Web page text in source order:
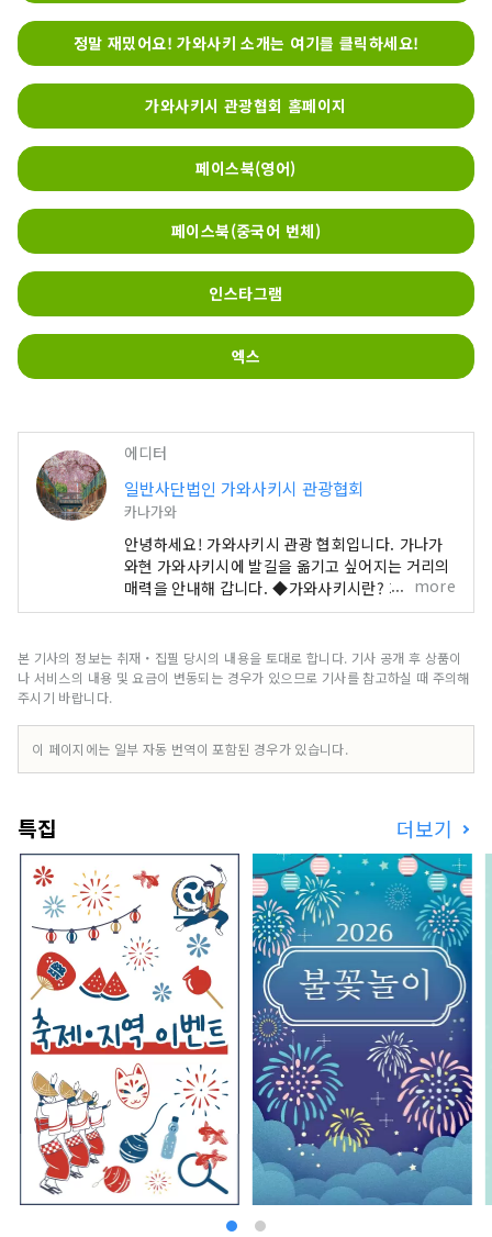
정말 재밌어요! 가와사키 소개는 여기를 클릭하세요!
가와사키시 관광협회 홈페이지
페이스북(영어)
페이스북(중국어 번체)
인스타그램
엑스
에디터
일반사단법인 가와사키시 관광협회
카나가와
안녕하세요! 가와사키시 관광 협회입니다. 가나가
와현 가와사키시에 발길을 옮기고 싶어지는 거리의
매력을 안내해 갑니다. ◆가와사키시란? 가와사키
시는, 도쿄의 옆의 가나가와현에 있으면서, 하네다
분, 요코하마, 가마쿠라, 하코네에도 가깝고, 154만
명의 사람이 사는 베트타운으로서 인기가 있는 도시
이는 쇼핑 센터나 로컬이 모이는 번화가가 있어, 일
본의 그대로의 도시 생활에 접할 수 있습니다. 일본
의해 정비된 도쿄에서 교토까지의 대동맥인 “도카
이도”의 여인숙 마을 “도카이도 53차”의 하나로서
번창해, 하츠키에는 일본 최대급의 참가자가 오는
가와사키 다이시야, 인기 애니메이션 「도라에몽」
의 뮤지엄도 인기입니다. 인기 관광 명소 이벤트를
몇 가지 소개합니다. ◇가와사키시의 공장 야경 일
본의 고도성장기를 지지한 공업지대. 24시간 가동
하는 공장군은, 밤을 맞이하면 플랜트에 작업용의
불빛이 점등되어, 보석을 박은 것 같은 환상적인 세
계로 변모합니다. 이 「공장 야경」은 버스 투어, 야
가타선 크루즈 투어에서 체험할 수 있습니다. ◇ 이
쿠타 녹지 도쿄에서 수많은 도시에 있으면서 메타
세쿼이아의 가로수를 비롯한 압권의 자연이 있습니
다. 문화재 지정을 받은 25의 고민가를 체험할 수 있
는 일본 민가원에서는, 이 지역에서 전통적으로 운
영되어 온 남색의 체험을 할 수 있어, 전위 예술가로
서 인기의 오카모토 타로의 미술관도 있습니다. 봄
에는 벚꽃도 즐길 수 있습니다. ◇카와사키시 후지
코・F・후지오 박물관 아시아를 중심으로 세계에
more
본 기사의 정보는 취재・집필 당시의 내용을 토대로 합니다. 기사 공개 후 상품이
나 서비스의 내용 및 요금이 변동되는 경우가 있으므로 기사를 참고하실 때 주의해
주시기 바랍니다.
이 페이지에는 일부 자동 번역이 포함된 경우가 있습니다.
특집 더보기